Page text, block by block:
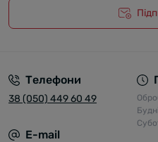
Телефони
38 (050) 449 60 49
E-mail